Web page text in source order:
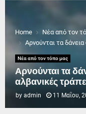
Home
Νέα από τον
Αρνούνται τα
Νέα από τον τόπο μας
Αρνούνται τα
αλβανικές
by admin 11 Μαΐου,